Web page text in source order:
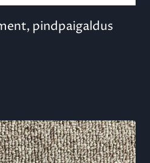
pindpaigaldus